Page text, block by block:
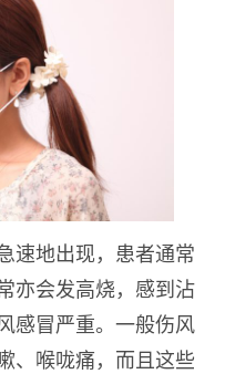
速地出现，患者通常
亦会发高烧，感到沾
感冒严重。一般伤风
、喉咙痛，而且这些